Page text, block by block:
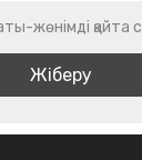
жөнімді қайта